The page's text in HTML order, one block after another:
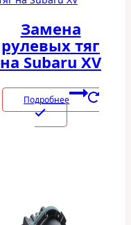
Замена
рулевых тяг
на Subaru XV
Подробнее